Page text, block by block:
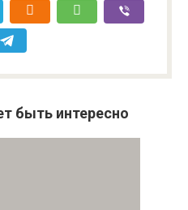
быть интересно